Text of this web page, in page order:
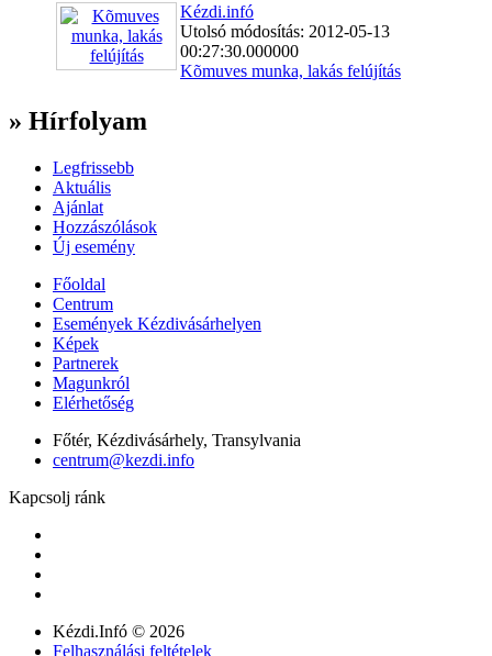
Kézdi.infó
Utolsó módosítás: 2012-05-13
00:27:30.000000
Kõmuves munka, lakás felújítás
» Hírfolyam
Legfrissebb
Aktuális
Ajánlat
Hozzászólások
Új esemény
Főoldal
Centrum
Események Kézdivásárhelyen
Képek
Partnerek
Magunkról
Elérhetőség
Főtér, Kézdivásárhely, Transylvania
centrum@kezdi.info
Kapcsolj ránk
Kézdi.Infó © 2026
Felhasználási feltételek